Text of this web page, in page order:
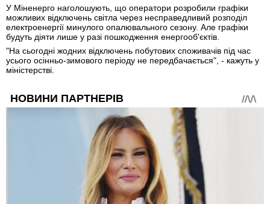
У Міненерго наголошують, що оператори розробили графіки
можливих відключень світла через несправедливий розподіл
електроенергії минулого опалювального сезону. Але графіки
будуть діяти лише у разі пошкодження енергооб'єктів.
"На сьогодні жодних відключень побутових споживачів під час
усього осінньо-зимового періоду не передбачається", - кажуть у
міністерстві.